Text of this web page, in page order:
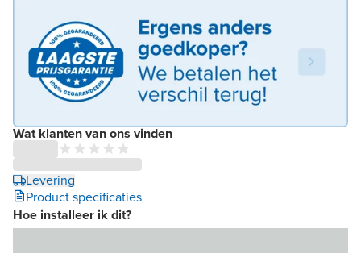
Wat klanten van ons vinden
Levering
Product specificaties
Hoe installeer ik dit?